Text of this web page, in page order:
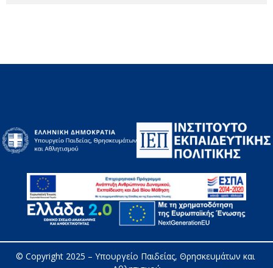
© Copyright 2025 – Υπουργείο Παιδείας, Θρησκευμάτων και